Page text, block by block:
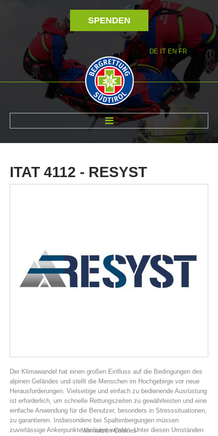
SPENDEN
DE IT EN FR
ITAT 4112 - RESYST
Der Klimawandel hat einen großen Einfluss auf die Bedingungen des
alpinen Geländes und stellt die Menschen im Hochgebirge vor neue
Herausforderungen. Vielseitige und einfach zu bedienende Ausrüstung
ist erforderlich, um schnelle Rettungszeiten zu gewährleisten und eine
einfache Anwendung für die Benutzer, besonders in Stresssituationen,
zu garantieren. Insbesondere bei Spaltenbergungen müssen
zuverlässige Ankerpunkte realisiert werden. Unter diesen Umständen
Wir nutzen Cookies